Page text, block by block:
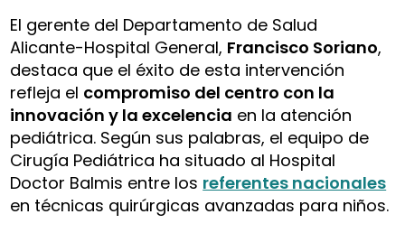
El gerente del Departamento de Salud
Alicante-Hospital General, Francisco Soriano,
destaca que el éxito de esta intervención
refleja el compromiso del centro con la
innovación y la excelencia en la atención
pediátrica. Según sus palabras, el equipo de
Cirugía Pediátrica ha situado al Hospital
Doctor Balmis entre los referentes nacionales
en técnicas quirúrgicas avanzadas para niños.